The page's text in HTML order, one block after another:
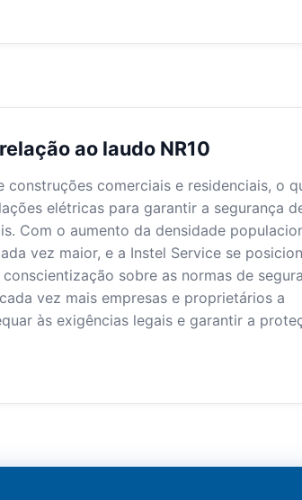
ao laudo NR10
comerciais e residenciais, o
elétricas para garantir a segurança
Com o aumento da densidade
vez maior, e a Instel Service se
sobre as normas de
vez mais empresas e proprietários a
às exigências legais e garantir a